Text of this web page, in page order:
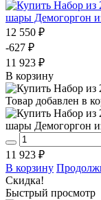
шары Демогоргон
12 550 ₽
-627 ₽
11 923 ₽
В корзину
Товар добавлен в
шары Демогоргон
11 923 ₽
В корзину
Скидка!
Быстрый просмотр